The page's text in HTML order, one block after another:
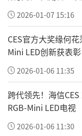
依托独家冠名
推进全国校园
办中小学、偏
走失防护产品
企业持续性资
活动局限，走上
在落地金钥匙
一线多年：携
2026-01-07 15:16
CES官方大奖缘何
Mini LED创新获表彰
2026-01-06 11:35
跨代领先！海信
RGB-Mini LED电视
2026-01-06 11:30